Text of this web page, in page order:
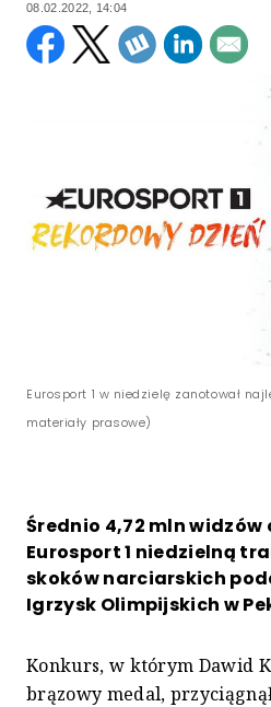
08.02.2022, 14:04
Eurosport 1 w niedzielę zanotował
materiały prasowe)
Średnio 4,72 mln widzów
Eurosport 1 niedzielną
skoków narciarskich
Igrzysk Olimpijskich w
Konkurs, w którym Dawid
brązowy medal,